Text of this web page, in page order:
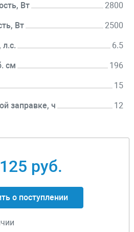
Вт 2800
Вт 2500
6.5
см 196
15
заправке, ч 12
руб.
о поступлении